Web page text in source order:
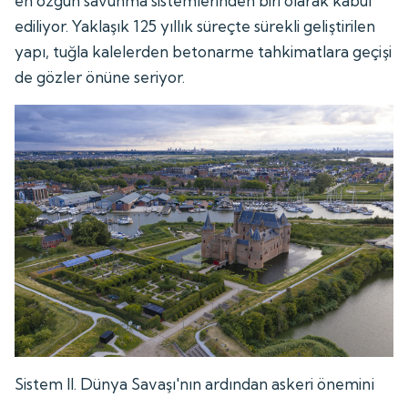
ediliyor. Yaklaşık 125 yıllık süreçte sürekli geliştirilen
yapı, tuğla kalelerden betonarme tahkimatlara geçişi
de gözler önüne seriyor.
Sistem II. Dünya Savaşı'nın ardından askeri önemini